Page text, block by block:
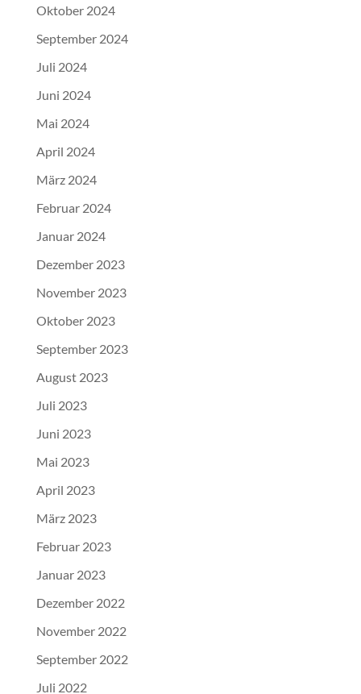
Oktober 2024
September 2024
Juli 2024
Juni 2024
Mai 2024
April 2024
März 2024
Februar 2024
Januar 2024
Dezember 2023
November 2023
Oktober 2023
September 2023
August 2023
Juli 2023
Juni 2023
Mai 2023
April 2023
März 2023
Februar 2023
Januar 2023
Dezember 2022
November 2022
September 2022
Juli 2022